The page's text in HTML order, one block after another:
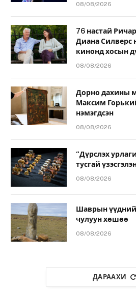
08/08/2026
76 настай
Диана Силверс
кинонд хосын
08/08/2026
Дорно дахины
Максим
нэмэгдсэн
08/08/2026
“Дүрслэх
тусгай
08/08/2026
Шаврын үүдний
чулуун хөшөө
08/08/2026
ДАРААХИ